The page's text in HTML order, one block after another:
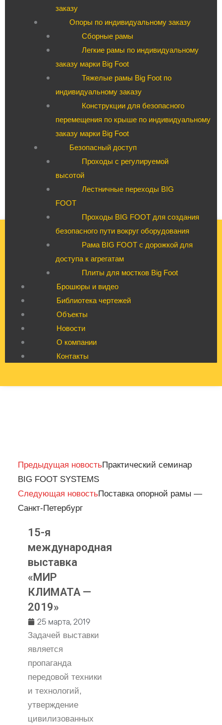
заказу
Опоры по индивидуальному заказу
Сборные рамы
Легкие рамы по индивидуальному
заказу марки Big Foot
Тяжелые рамы Big Foot по
индивидуальному заказу
Конструкции для безопасного
перемещения по крыше по индивидуальному
заказу марки Big Foot
Безопасный доступ
Проходы с регулируемой
высотой
Лестничные переходы BIG
FOOT
Проходы BIG FOOT для создания
безопасного пути вокруг оборудования
Рама BIG FOOT с дорожкой для
доступа к агрегатам
Плиты для мостков Big Foot
Брошюры и видео
Библиотека чертежей
Объекты
Новости
О компании
Контакты
Prev
Предыдущая новостьПрактический семинар
BIG FOOT SYSTEMS
Следующая новостьПоставка опорной рамы —
Санкт-Петербург
Next
15-я
международная
выставка
«МИР
КЛИМАТА —
2019»
25 марта, 2019
Задачей выставки
является
пропаганда
передовой техники
и технологий,
утверждение
цивилизованных